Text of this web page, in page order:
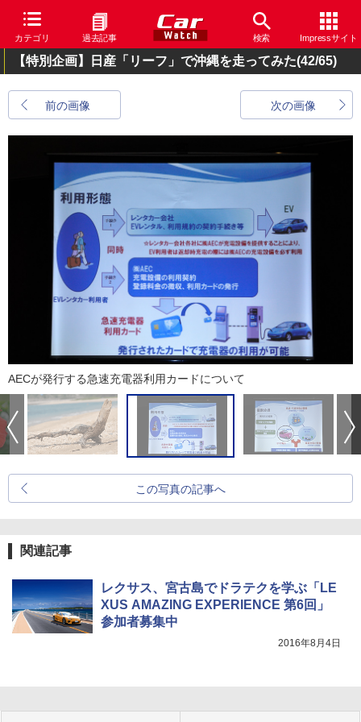
カテゴリ 過去記事 検索 Impressサイト
【特別企画】日産「リーフ」で沖縄を走ってみた(42/65)
前の画像 次の画像
AECが発行する急速充電器利用カードについて
この写真の記事へ
関連記事
レクサス、宮古島でドラテクを学ぶ「LE
XUS AMAZING EXPERIENCE 第6回」
参加者募集中
2016年8月4日